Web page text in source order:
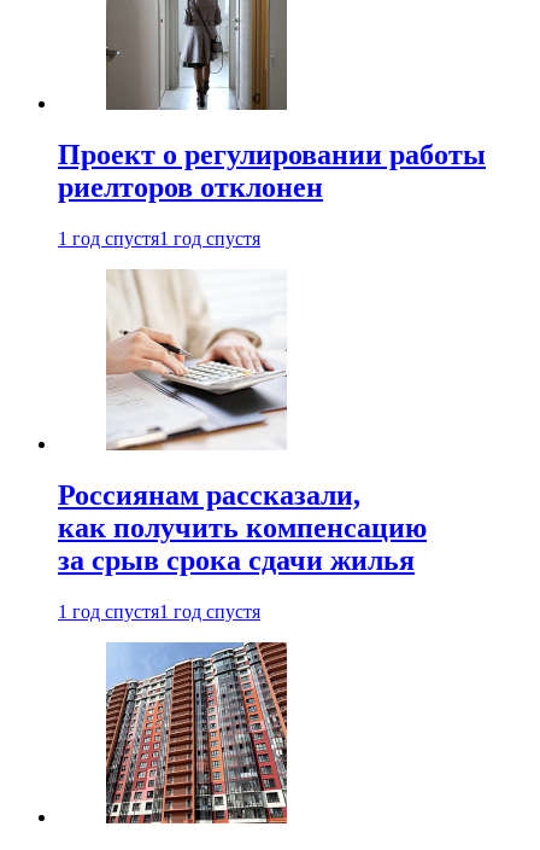
Проект о регулировании работы
риелторов отклонен
1 год спустя1 год спустя
Россиянам рассказали,
как получить компенсацию
за срыв срока сдачи жилья
1 год спустя1 год спустя